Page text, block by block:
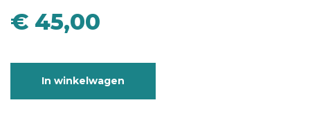
€ 45,00
In winkelwagen